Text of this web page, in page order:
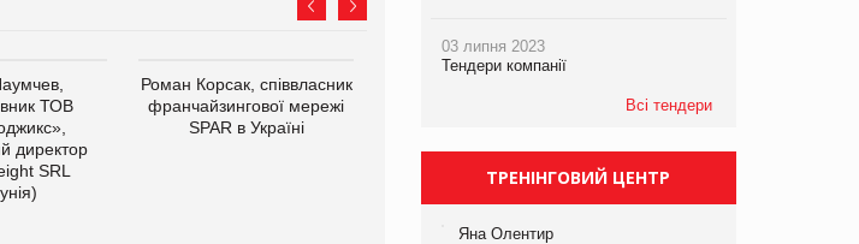
ТОВ
директор
SRL
Роман Корсак, співвласник
франчайзингової мережі
SPAR в Україні
виробництва
компанії «УкраМарин»
03 липня 2023
Тендери компанії
Всі тендери
ТРЕНІНГОВИЙ ЦЕНТР
Яна Олентир